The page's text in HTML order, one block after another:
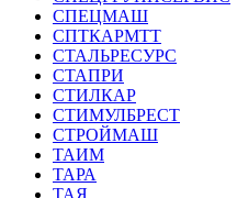
СПЕЦМАШ
СПТКАРМТТ
СТАЛЬРЕСУРС
СТАПРИ
СТИЛКАР
СТИМУЛБРЕСТ
СТРОЙМАШ
ТАИМ
ТАРА